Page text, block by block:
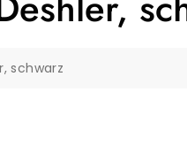
schwarz